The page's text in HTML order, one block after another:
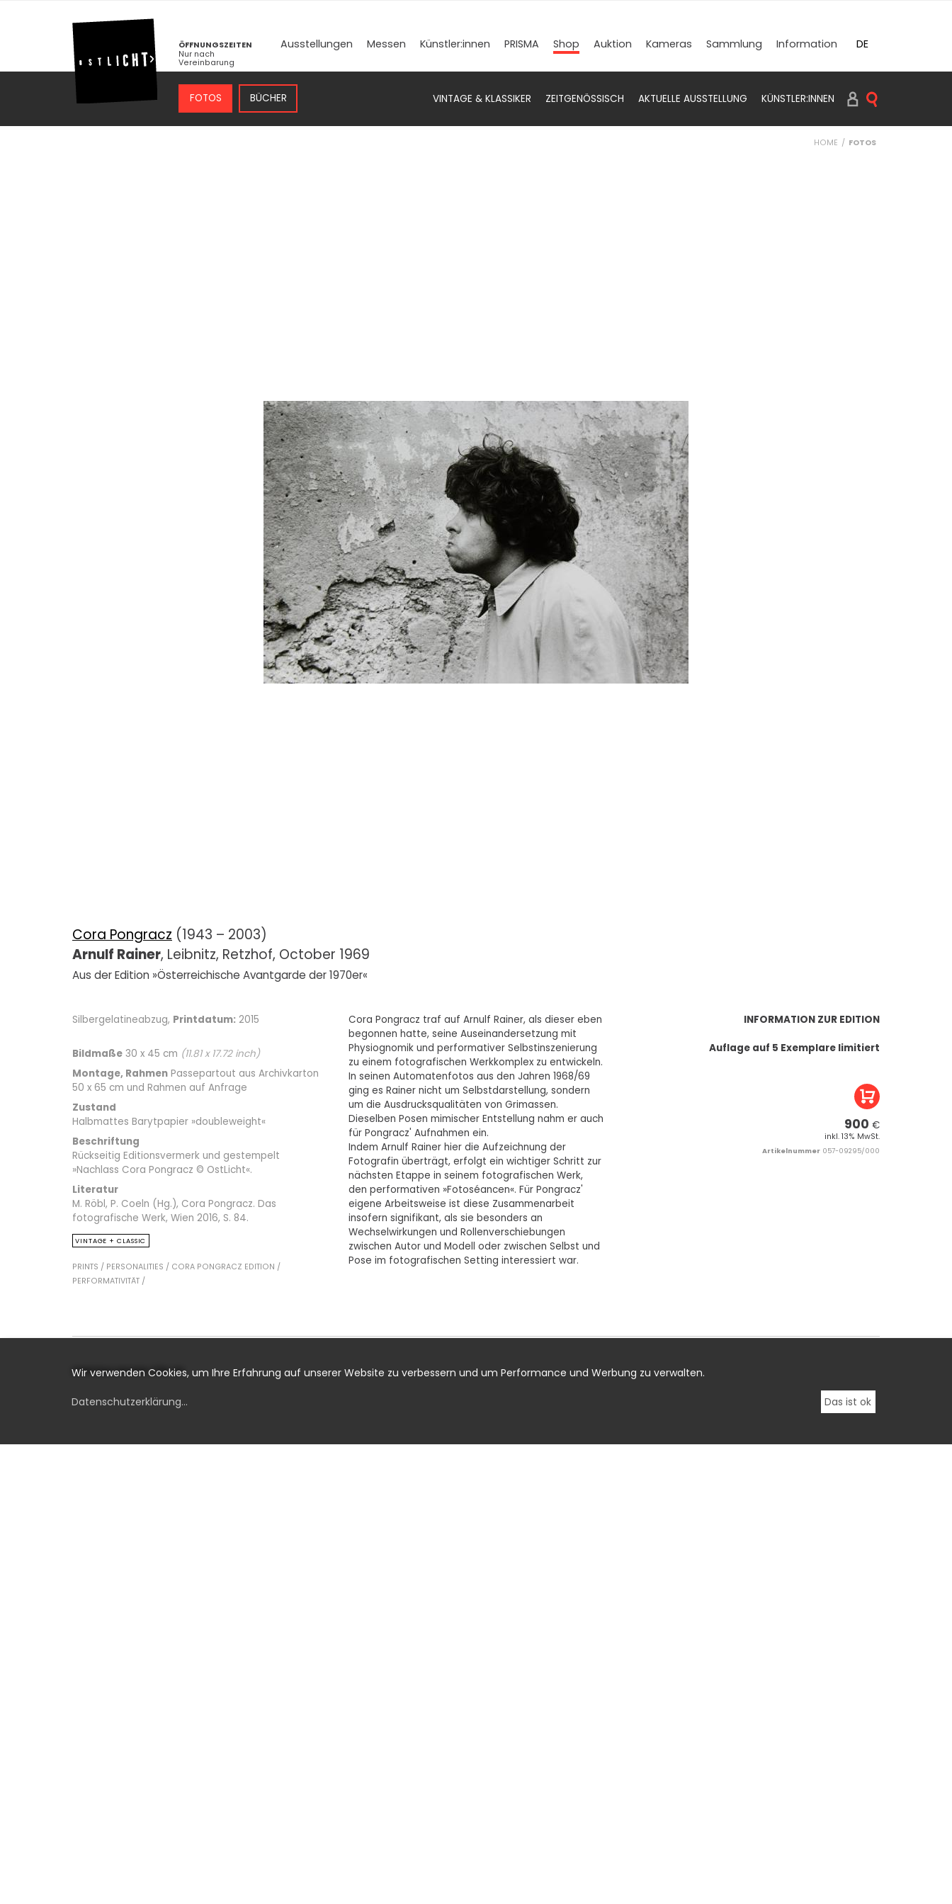
ÖFFNUNGSZEITEN
Nur nach
Vereinbarung
Ausstellungen Messen Künstler­:innen PRISMA Shop Auktion Kameras Sammlung Information
DE
EN
FOTOS BÜCHER VINTAGE & KLASSIKER ZEITGENÖSSISCH AKTUELLE AUSSTELLUNG KÜNSTLER:INNEN
SUCHEN PRINTS
HOME FOTOS
Cora Pongracz (1943 – 2003)
Arnulf Rainer, Leibnitz, Retzhof, October 1969
Aus der Edition »Österreichische Avantgarde der 1970er«
INFORMATION ZUR EDITION
Auflage auf 5 Exemplare limitiert
900 €
inkl. 13% MwSt.
Artikelnummer 057-09295/000
Cora Pongracz traf auf Arnulf Rainer, als dieser eben
begonnen hatte, seine Auseinandersetzung mit
Physiognomik und performativer Selbstinszenierung
zu einem fotografischen Werkkomplex zu entwickeln.
In seinen Automatenfotos aus den Jahren 1968/69
ging es Rainer nicht um Selbstdarstellung, sondern
um die Ausdrucksqualitäten von Grimassen.
Dieselben Posen mimischer Entstellung nahm er auch
für Pongracz' Aufnahmen ein.
Indem Arnulf Rainer hier die Aufzeichnung der
Fotografin überträgt, erfolgt ein wichtiger Schritt zur
nächsten Etappe in seinem fotografischen Werk,
den performativen »Fotoséancen«. Für Pongracz'
eigene Arbeitsweise ist diese Zusammenarbeit
insofern signifikant, als sie besonders an
Wechselwirkungen und Rollenverschiebungen
zwischen Autor und Modell oder zwischen Selbst und
Pose im fotografischen Setting interessiert war.
Silbergelatineabzug, Printdatum: 2015
Bildmaße 30 x 45 cm (11.81x 17.72inch)
Montage, Rahmen Passepartout aus Archivkarton
50 x 65 cm und Rahmen auf Anfrage
Zustand
Halbmattes Barytpapier »doubleweight«
Beschriftung
Rückseitig Editionsvermerk und gestempelt
»Nachlass Cora Pongracz © OstLicht«.
Literatur
M. Röbl, P. Coeln (Hg.), Cora Pongracz. Das
fotografische Werk, Wien 2016, S. 84.
VINTAGE + CLASSIC
PRINTS / PERSONALITIES / CORA PONGRACZ EDITION /
PERFORMATIVITÄT /
EMPFEHLUNGEN FÜR SIE
Wir verwenden Cookies, um Ihre Erfahrung auf unserer Website zu verbessern und um Performance und Werbung zu verwalten.
Datenschutzerklärung... Das ist ok